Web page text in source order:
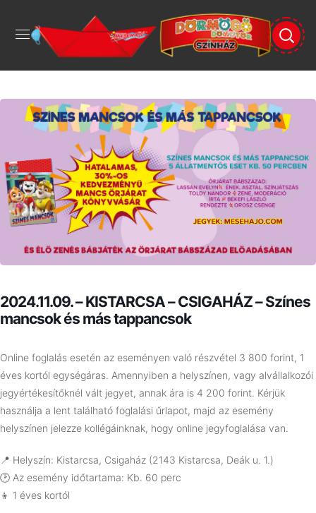
2024.11.09. – KISTARCSA – CSIGAHÁZ – Színes
mancsok és más tappancsok
Online foglalás esetén az eseményen való részvétel 3 800 forint, 1
éves kortól egységáras. Amennyiben a helyszínen, vagy alvállalkozói
jegyértékesítőknél vált jegyet, annak ára is 4 200 forint. Kérjük
használja a lent található foglalási űrlapot, majd az esemény
helyszínen jelezze kollégáinknak, hogy online jegyfoglalása van.
📍 Helyszín: Kistarcsa, Csigaház (2143 Kistarcsa, Deák u. 1.)
🕑 Az esemény időtartama: Kb. 60 perc
👦 1 éves kortól